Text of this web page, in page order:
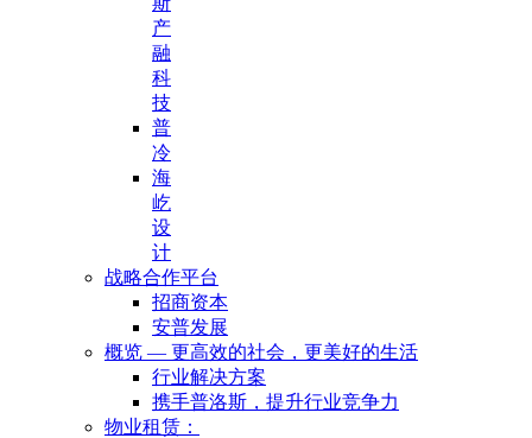
产
融
科
技
普
冷
海
屹
设
计
战略合作平台
招商资本
安普发展
概览 — 更高效的社会，更美好的生活
行业解决方案
携手普洛斯，提升行业竞争力
物业租赁：